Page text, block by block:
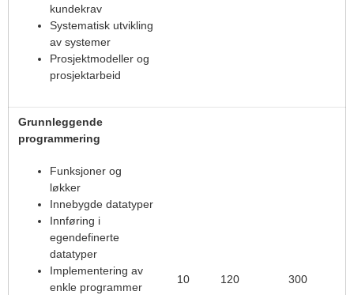
kundekrav
Systematisk utvikling
av systemer
Prosjektmodeller og
prosjektarbeid
Grunnleggende
programmering
Funksjoner og
løkker
Innebygde datatyper
Innføring i
egendefinerte
datatyper
Implementering av
enkle programmer
10 120 300